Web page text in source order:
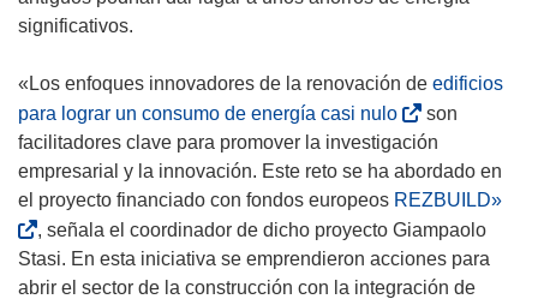
r
á
e
n
u
n
a
n
significativos.
«Los enfoques innovadores de la renovación de edificios
para lograr un consumo de energía casi nulo(
s
e
a
b
r
i
son
facilitadores clave para promover la investigación
empresarial y la innovación. Este reto se ha abordado en
el proyecto financiado con fondos europeos REZBUILD»(
, señala el coordinador de dicho proyecto Giampaolo
Stasi. En esta iniciativa se emprendieron acciones para
abrir el sector de la construcción con la integración de